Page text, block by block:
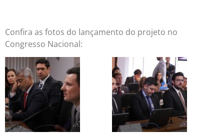
Confira as fotos do lançamento do projeto no
Congresso Nacional: